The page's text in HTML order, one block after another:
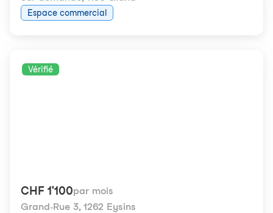
Espace commercial
Vérifié
CHF 1'100par mois
Grand-Rue 3, 1262 Eysins